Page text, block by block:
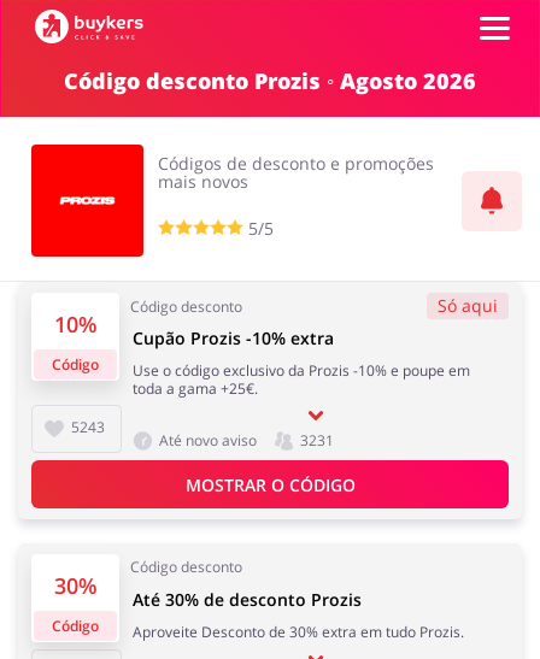
Categorias
Íntimo
Terrestre
Comida e Alimentação
Eletrodomésticos
Promoções
Lojas
ADICIONA CUPOM
Código desconto Prozis ◦ Agosto 2026
Códigos de desconto e promoções
mais novos
5/5
10%
Código
Código desconto Só aqui
5243
Cupão Prozis -10% extra
Use o código exclusivo da Prozis -10% e poupe em
toda a gama +25€.
Até novo aviso 3231
MOSTRAR O CÓDIGO
30%
Código
Código desconto
Até 30% de desconto Prozis
Aproveite Desconto de 30% extra em tudo Prozis.